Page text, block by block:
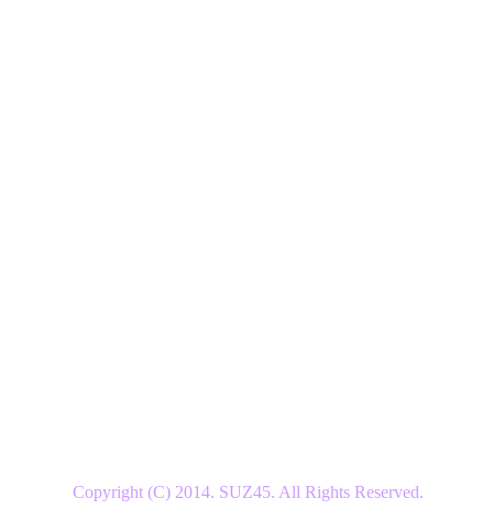
Copyright (C) 2014. SUZ45. All Rights Reserved.